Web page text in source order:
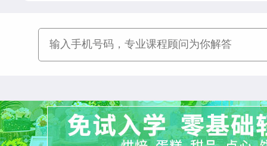
西餐主厨专业 22人 技能
烘焙甜点全科班 32人
韩佳怡 西餐工艺专业
曹乐森 烘焙甜点全科班
尹延康 西餐强化班